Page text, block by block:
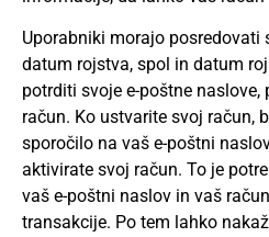
Uporabniki morajo posredovati
datum rojstva, spol in datum
potrditi svoje e-poštne
račun. Ko ustvarite svoj račun,
sporočilo na vaš e-poštni
aktivirate svoj račun. To je
vaš e-poštni naslov in vaš
transakcije. Po tem lahko